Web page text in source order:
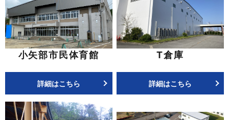
小矢部市民体育館
詳細はこちら
T倉庫
詳細はこちら